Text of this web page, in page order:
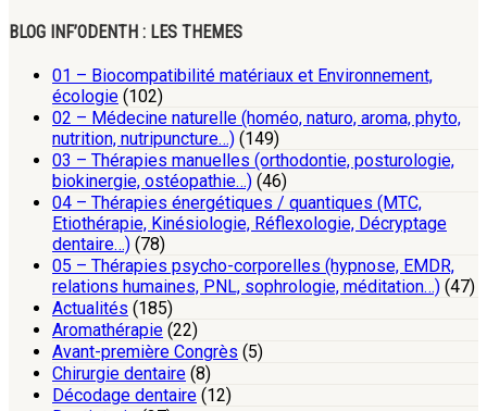
BLOG INF’ODENTH : LES THEMES
01 – Biocompatibilité matériaux et Environnement,
écologie (102)
02 – Médecine naturelle (homéo, naturo, aroma, phyto,
nutrition, nutripuncture…) (149)
03 – Thérapies manuelles (orthodontie, posturologie,
biokinergie, ostéopathie…) (46)
04 – Thérapies énergétiques / quantiques (MTC,
Etiothérapie, Kinésiologie, Réflexologie, Décryptage
dentaire…) (78)
05 – Thérapies psycho-corporelles (hypnose, EMDR,
relations humaines, PNL, sophrologie, méditation…) (47)
Actualités (185)
Aromathérapie (22)
Avant-première Congrès (5)
Chirurgie dentaire (8)
Décodage dentaire (12)